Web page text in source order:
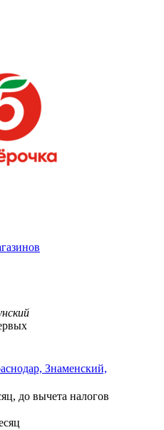
Знаменский,
до вычета налогов